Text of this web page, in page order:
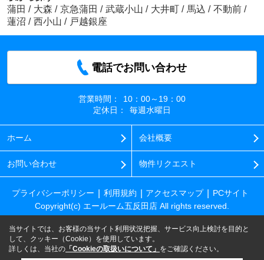
蒲田 / 大森 / 京急蒲田 / 武蔵小山 / 大井町 / 馬込 / 不動前 /
蓮沼 / 西小山 / 戸越銀座
電話でお問い合わせ
営業時間：
10：00～19：00
定休日：
毎週水曜日
ホーム 会社概要
お問い合わせ 物件リクエスト
プライバシーポリシー 利用規約 アクセスマップ
PCサイト
Copyright(c) エールーム五反田店 All rights reserved.
当サイトでは、お客様の当サイト利用状況把握、サービス向上検討を目的と
して、クッキー（Cookie）を使用しています。
詳しくは、当社の 「Cookieの取扱いについて」 をご確認ください。